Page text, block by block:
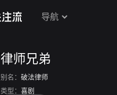
导航
律师兄弟
别名： 破法律师
类型： 喜剧